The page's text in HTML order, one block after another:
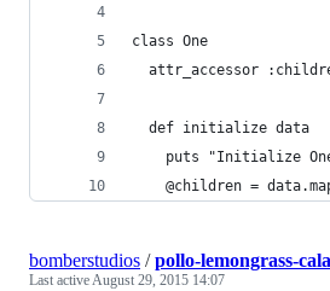
class One
attr_accessor
  def initialize data
puts "Initialize
@children =
bomberstudios /pollo-lemongrass-
Last activeAugust 29, 2015 14:07